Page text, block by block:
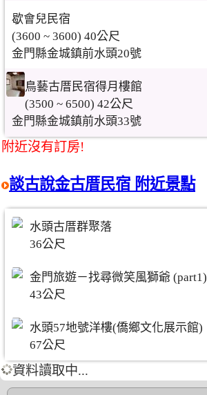
歇會兒民宿
(3600 ~ 3600) 40公尺
金門縣金城鎮前水頭20號
鳥藝古厝民宿得月樓館
(3500 ~ 6500) 42公尺
金門縣金城鎮前水頭33號
附近沒有訂房!
談古說金古厝民宿 附近景點
水頭古厝群聚落
36公尺
金門旅遊－找尋微笑風獅爺 (part1)
43公尺
水頭57地號洋樓(僑鄉文化展示館)
67公尺
資料讀取中...